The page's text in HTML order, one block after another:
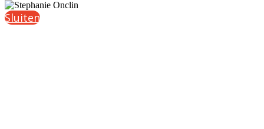
Sluiten